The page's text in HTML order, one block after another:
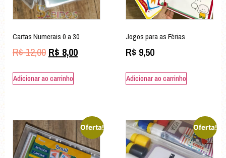
Cartas Numerais 0 a 30
R$12,00 R$ 8,00
Adicionar ao carrinho
Jogos para as Férias
R$ 9,50
Adicionar ao carrinho
Oferta! Oferta!